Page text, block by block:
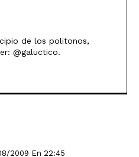
de los politonos,
@galuctico.
2009 En 22:45